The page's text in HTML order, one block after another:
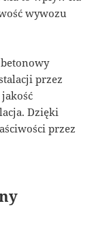
wywozu
przez
Dzięki
przez